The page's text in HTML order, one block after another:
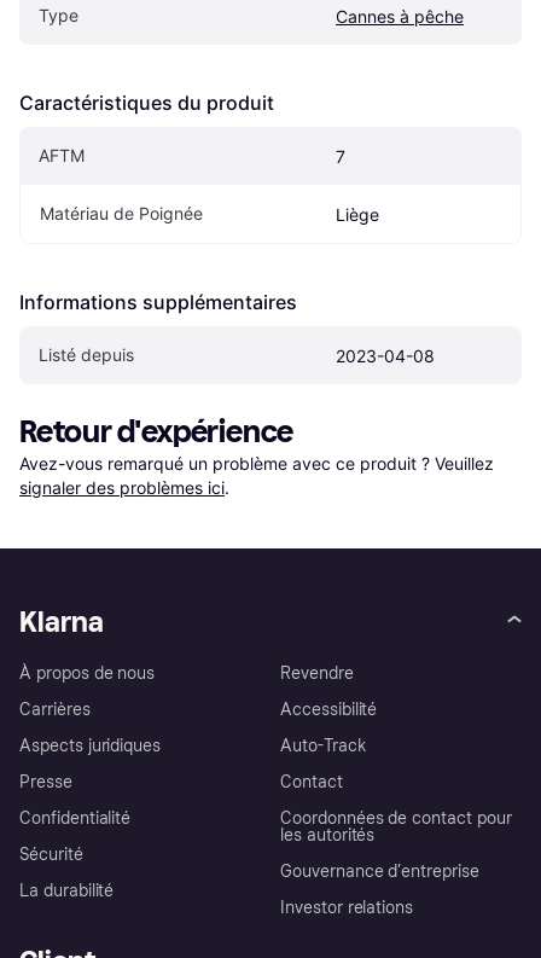
Type Cannes à pêche
Caractéristiques du produit
AFTM 7
Matériau de Poignée Liège
Informations supplémentaires
Listé depuis 2023-04-08
Retour d'expérience
Avez-vous remarqué un problème avec ce produit ? Veuillez
signaler des problèmes ici.
Klarna
À propos de nous
Carrières
Aspects juridiques
Presse
Confidentialité
Sécurité
La durabilité
Revendre
Accessibilité
Auto-Track
Contact
Coordonnées de contact pour
les autorités
Gouvernance d’entreprise
Investor relations